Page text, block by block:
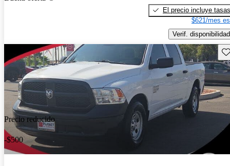
El precio incluye tasas
$621/mes
Verif. disponibilidad
Precio reducido
-$500